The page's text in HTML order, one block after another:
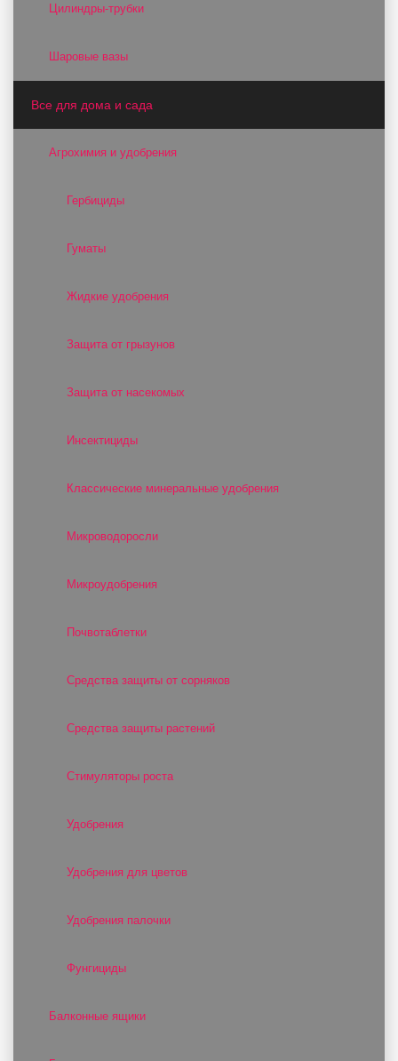
Цилиндры-трубки
Шаровые вазы
Все для дома и сада
Агрохимия и удобрения
Гербициды
Гуматы
Жидкие удобрения
Защита от грызунов
Защита от насекомых
Инсектициды
Классические минеральные удобрения
Микроводоросли
Микроудобрения
Почвотаблетки
Средства защиты от сорняков
Средства защиты растений
Стимуляторы роста
Удобрения
Удобрения для цветов
Удобрения палочки
Фунгициды
Балконные ящики